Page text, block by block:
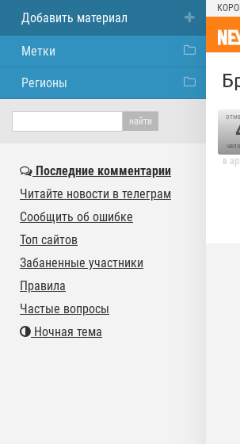
в
Добавить материал
Метки
Регионы
Последние комментарии
Читайте новости в телеграм
Сообщить об ошибке
Топ сайтов
Забаненные участники
Правила
Частые вопросы
Ночная тема